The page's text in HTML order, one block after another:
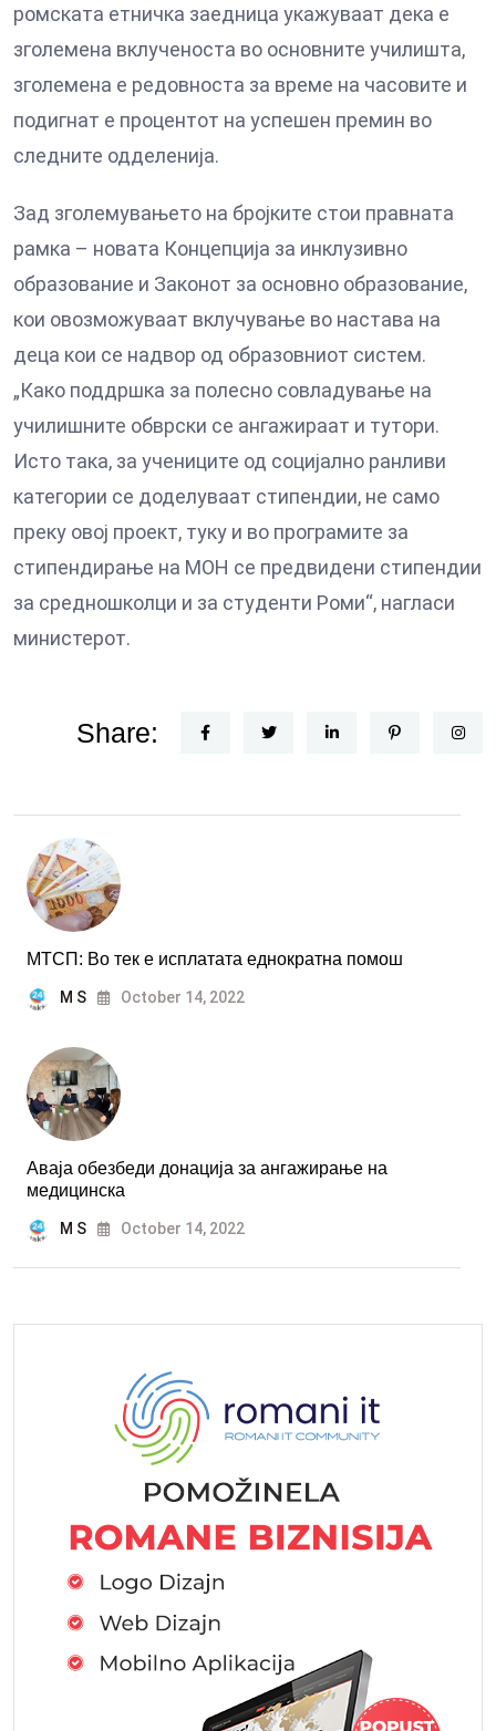
ромската етничка заедница укажуваат дека е
зголемена вклученоста во основните училишта,
зголемена е редовноста за време на часовите и
подигнат е процентот на успешен премин во
следните одделенија.
Зад зголемувањето на бројките стои правната
рамка – новата Концепција за инклузивно
образование и Законот за основно образование,
кои овозможуваат вклучување во настава на
деца кои се надвор од образовниот систем.
„Како поддршка за полесно совладување на
училишните обврски се ангажираат и тутори.
Исто така, за учениците од социјално ранливи
категории се доделуваат стипендии, не само
преку овој проект, туку и во програмите за
стипендирање на МОН се предвидени стипендии
за средношколци и за студенти Роми“, нагласи
министерот.
Share:
МТСП: Во тек е исплатата еднократна помош
M S October 14, 2022
Аваја обезбеди донација за ангажирање на
медицинска
M S October 14, 2022